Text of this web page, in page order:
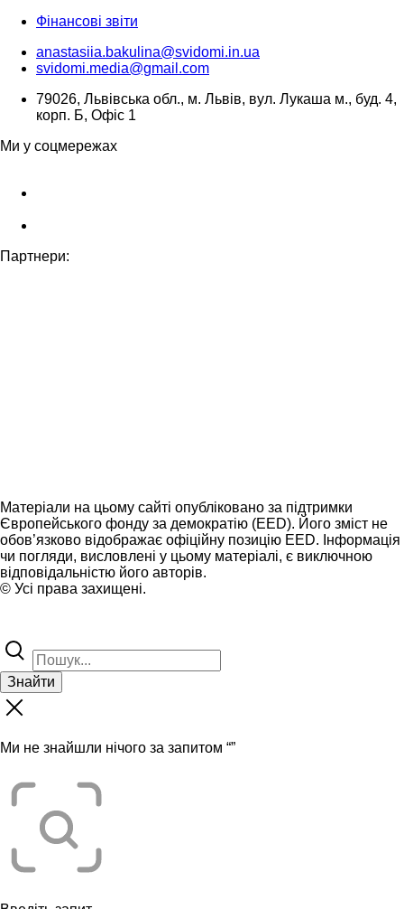
Фінансові звіти
anastasiia.bakulina@svidomi.in.ua
svidomi.media@gmail.com
79026, Львівська обл., м. Львів, вул. Лукаша м., буд. 4,
корп. Б, Офіс 1
Ми у соцмережах
Партнери:
Матеріали на цьому сайті опубліковано за підтримки
Європейського фонду за демократію (EED). Його зміст не
обов’язково відображає офіційну позицію EED. Інформація
чи погляди, висловлені у цьому матеріалі, є виключною
відповідальністю його авторів.
© Усі права захищені.
Знайти
Ми не знайшли нічого за запитом “”